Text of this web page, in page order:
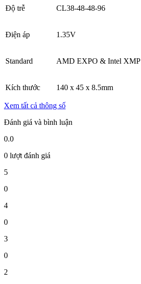
Độ trễ CL38-48-48-96
Điện áp 1.35V
Standard AMD EXPO & Intel XMP
Kích thước 140 x 45 x 8.5mm
Xem tất cả thông số
Đánh giá và bình luận
0.0
0 lượt đánh giá
5
0
4
0
3
0
2